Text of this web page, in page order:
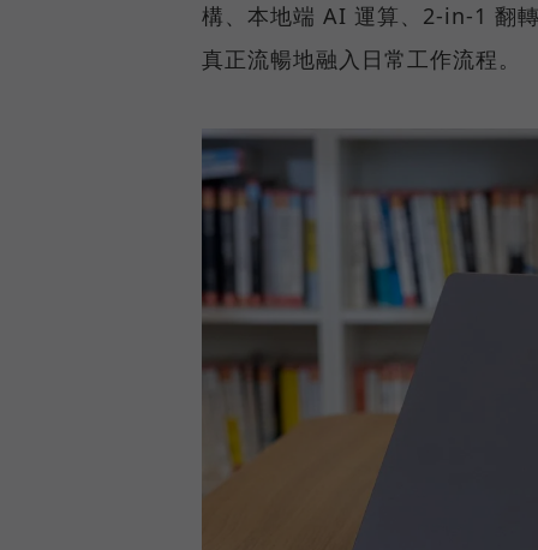
構、本地端 AI 運算、2-in-1 翻
真正流暢地融入日常工作流程。